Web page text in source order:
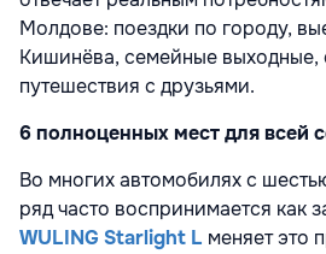
Молдове: поездки по городу,
Кишинёва, семейные выходные,
путешествия с друзьями.
6 полноценных мест для всей
Во многих автомобилях с
ряд часто воспринимается как
WULING Starlight L меняет это